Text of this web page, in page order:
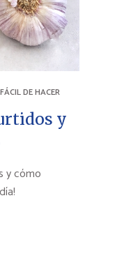
FÁCIL DE HACER
y
y cómo